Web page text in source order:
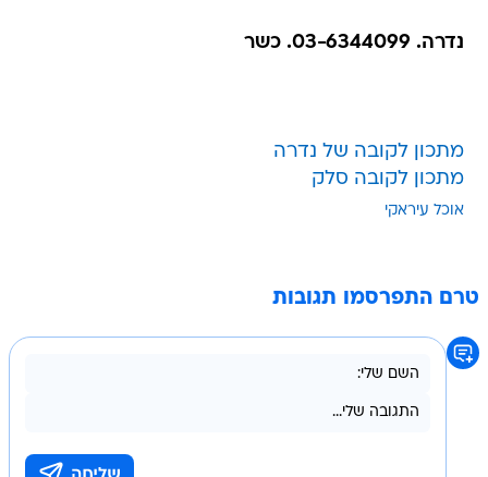
נדרה. 03-6344099. כשר
מתכון לקובה של נדרה
מתכון לקובה סלק
אוכל עיראקי
טרם התפרסמו תגובות